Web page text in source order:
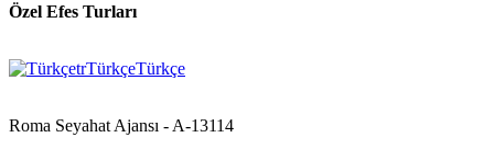
Özel Efes Turları
trTürkçeTürkçe
Roma Seyahat Ajansı - A-13114